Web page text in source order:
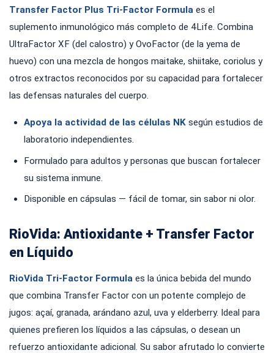
Transfer Factor Plus Tri-Factor Formula es el
suplemento inmunológico más completo de 4Life. Combina
UltraFactor XF (del calostro) y OvoFactor (de la yema de
huevo) con una mezcla de hongos maitake, shiitake, coriolus y
otros extractos reconocidos por su capacidad para fortalecer
las defensas naturales del cuerpo.
Apoya la actividad de las células NK según estudios de
laboratorio independientes.
Formulado para adultos y personas que buscan fortalecer
su sistema inmune.
Disponible en cápsulas — fácil de tomar, sin sabor ni olor.
RioVida: Antioxidante + Transfer Factor
en Líquido
RioVida Tri-Factor Formula es la única bebida del mundo
que combina Transfer Factor con un potente complejo de
jugos: açaí, granada, arándano azul, uva y elderberry. Ideal para
quienes prefieren los líquidos a las cápsulas, o desean un
refuerzo antioxidante adicional. Su sabor afrutado lo convierte